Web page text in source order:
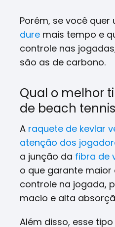
Porém, se você quer
dure mais tempo e
controle nas
são as de carbono.
Qual o melhor
de beach
A raquete de kevlar
atenção dos
a junção da fibra de
o que garante maior
controle na jogada,
macio e alta
Além disso, esse